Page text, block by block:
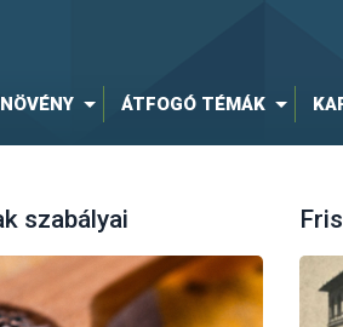
NÖVÉNY ÁTFOGÓ TÉMÁK
szabályai